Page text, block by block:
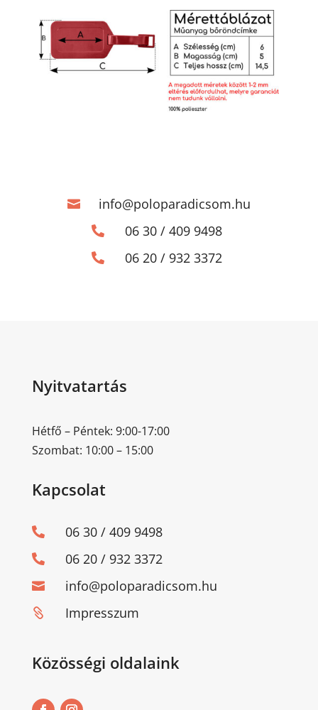
 info@poloparadicsom.hu
 06 30 / 409 9498
 06 20 / 932 3372
Nyitvatartás
Hétfő – Péntek: 9:00-17:00
Szombat: 10:00 – 15:00
Kapcsolat
 06 30 / 409 9498
 06 20 / 932 3372
 info@poloparadicsom.hu
 Impresszum
Közösségi oldalaink